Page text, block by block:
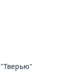
"Тверью"